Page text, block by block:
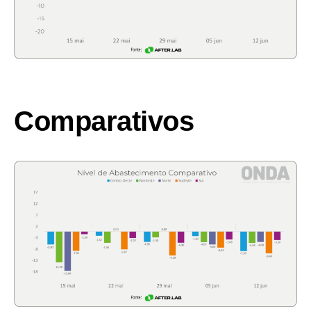
Comparativos